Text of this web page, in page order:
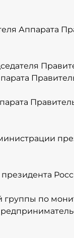
Аппарата
группы по